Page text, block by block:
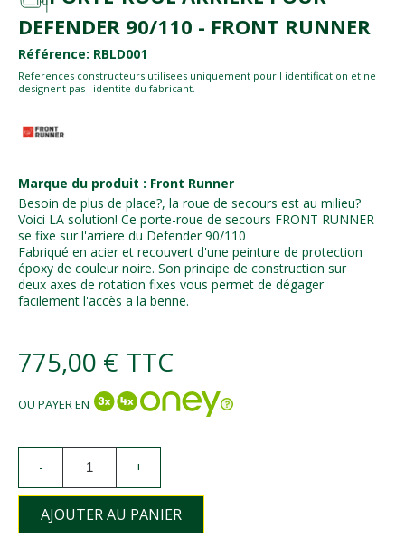
DEFENDER 90/110 - FRONT RUNNER
Référence: RBLD001
References constructeurs utilisees uniquement pour l identification et ne
designent pas l identite du fabricant.
Marque du produit : Front Runner
Besoin de plus de place?, la roue de secours est au milieu?
Voici LA solution! Ce porte-roue de secours FRONT RUNNER
se fixe sur l'arriere du Defender 90/110
Fabriqué en acier et recouvert d'une peinture de protection
époxy de couleur noire. Son principe de construction sur
deux axes de rotation fixes vous permet de dégager
facilement l'accès a la benne.
775,00 € TTC
OU PAYER EN
- +
AJOUTER AU PANIER